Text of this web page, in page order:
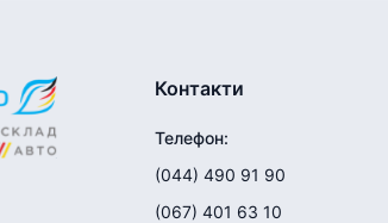
Контакти
Телефон:
(044) 490 91 90
(067) 401 63 10